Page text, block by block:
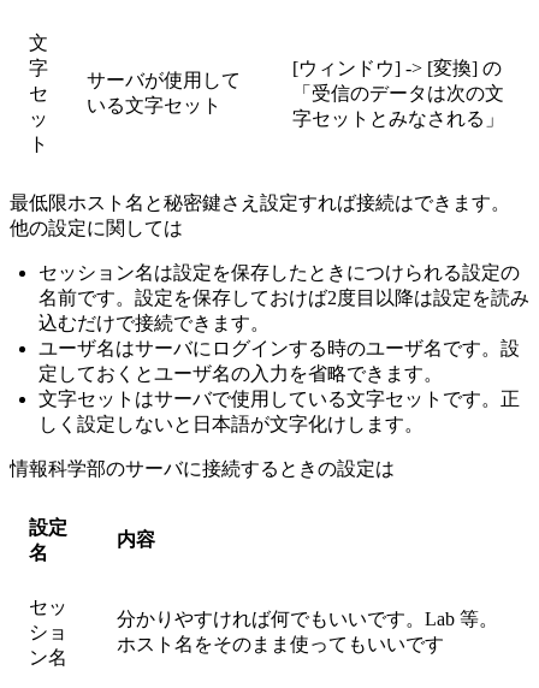
文
字
セ
ッ
ト
サーバが使用して
いる文字セット
[ウィンドウ] -> [変換] の
「受信のデータは次の文
字セットとみなされる」
最低限ホスト名と秘密鍵さえ設定すれば接続はできます。
他の設定に関しては
セッション名は設定を保存したときにつけられる設定の
名前です。設定を保存しておけば2度目以降は設定を読み
込むだけで接続できます。
ユーザ名はサーバにログインする時のユーザ名です。設
定しておくとユーザ名の入力を省略できます。
文字セットはサーバで使用している文字セットです。正
しく設定しないと日本語が文字化けします。
情報科学部のサーバに接続するときの設定は
設定
名
内容
セッ
ショ
ン名
分かりやすければ何でもいいです。Lab 等。
ホスト名をそのまま使ってもいいです